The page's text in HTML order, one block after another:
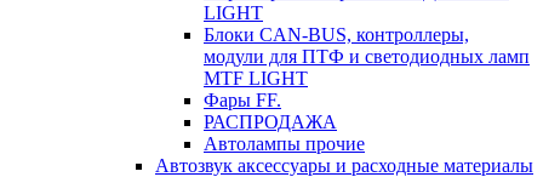
LIGHT
Блоки CAN-BUS, контроллеры,
модули для ПТФ и светодиодных ламп
MTF LIGHT
Фары FF.
РАСПРОДАЖА
Автолампы прочие
Автозвук аксессуары и расходные материалы